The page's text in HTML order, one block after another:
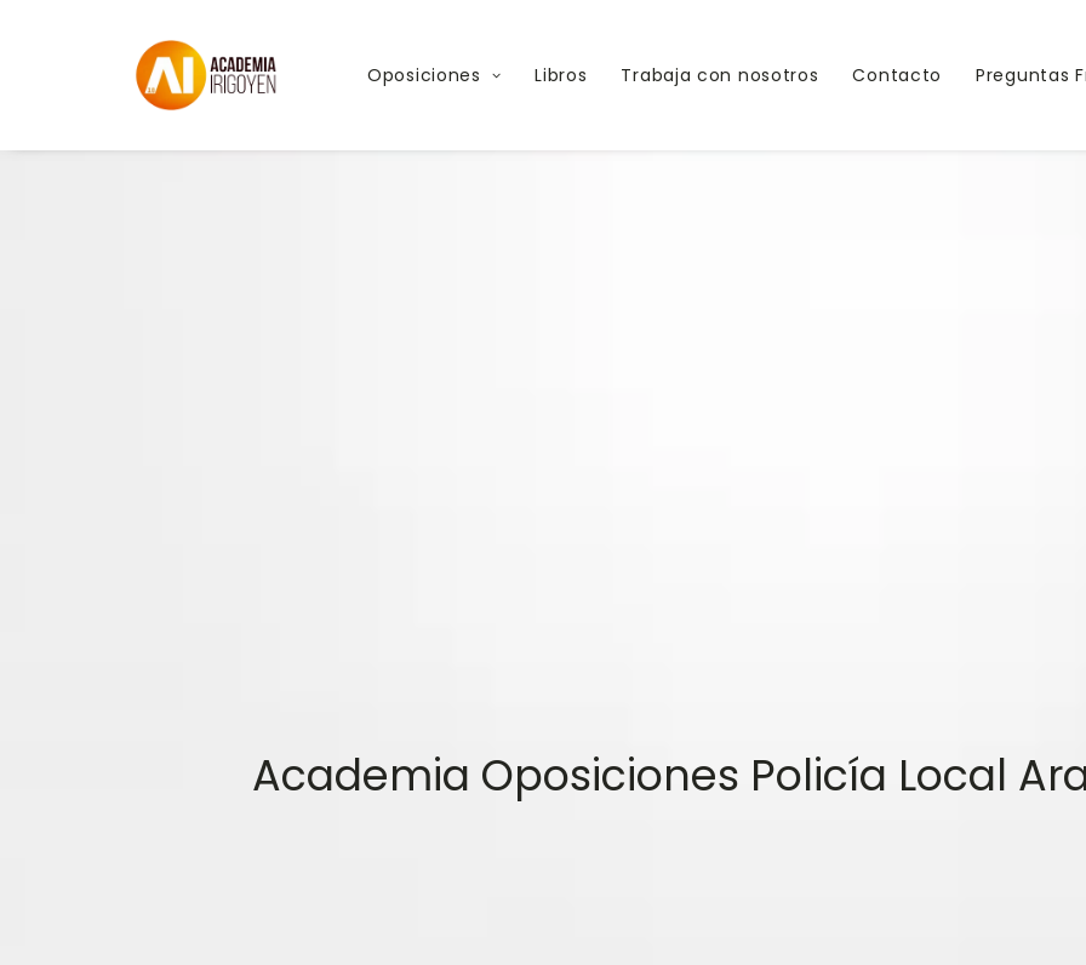
Oposiciones Libros Trabaja con nosotros Contacto Preguntas
Academia Oposiciones Policía Local